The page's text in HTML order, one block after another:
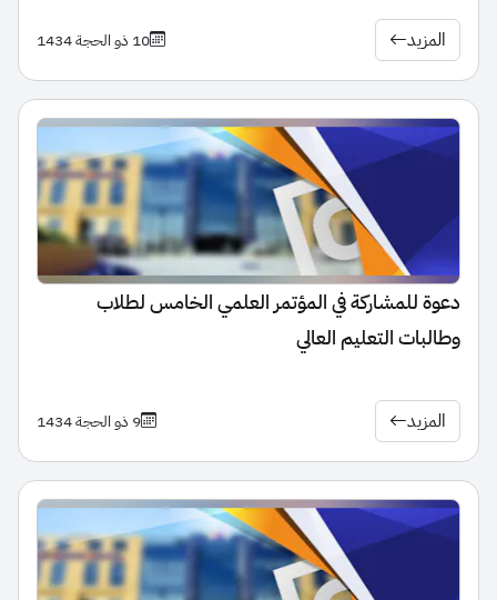
المزيد 10 ذو الحجة 1434
دعوة للمشاركة في المؤتمر العلمي الخامس لطلاب
وطالبات التعليم العالي
المزيد 9 ذو الحجة 1434